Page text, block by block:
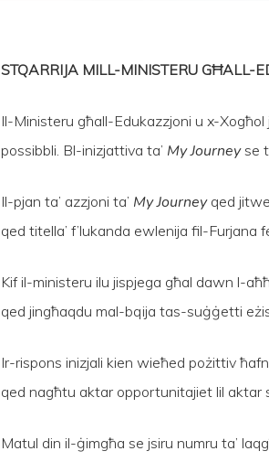
Hit enter to search or ESC to close
STQARRIJA MILL-MINISTERU GĦALL-
Il-Ministeru għall-Edukazzjoni u x-
possibbli. Bl-inizjattiva ta’ My Journeyse
Il-pjan ta’ azzjoni ta’ My Journeyqed
qed titella’ f’lukanda ewlenija fil-
Kif il-ministeru ilu jispjega għal dawn l-
qed jingħaqdu mal-bqija tas-suġġetti
Ir-rispons inizjali kien wieħed pożittiv
qed nagħtu aktar opportunitajiet lil aktar
Matul din il-ġimgħa se jsiru numru ta’